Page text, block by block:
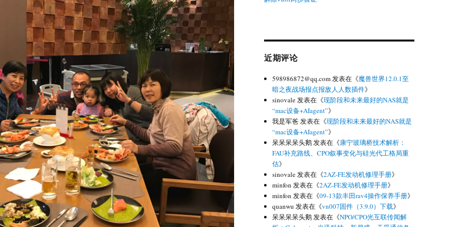
近期评论
598986872@qq.com发表在《魔兽世界12.0.1至
暗之夜战场报点报敌人人数插件》
sinovale发表在《现阶段和未来最好的NAS就是
“mac设备+AIagent”》
我是军爸 发表在《现阶段和未来最好的NAS就是
“mac设备+AIagent”》
呆呆呆呆头鹅发表在《康宁玻璃桥技术解析：
FAU补充路线、CPO叙事变化与硅光代工格局重
估》
sinovale发表在《2AZ-FE发动机修理手册》
minfon 发表在《2AZ-FE发动机修理手册》
minfon 发表在《09-13款丰田rav4操作保养手册》
quanwu 发表在《vn007固件（3.9.0）下载》
呆呆呆呆头鹅发表在《NPO/CPO光互联传闻解